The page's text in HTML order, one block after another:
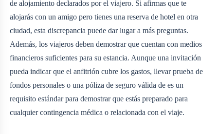
de alojamiento declarados por el viajero. Si afirmas que te
alojarás con un amigo pero tienes una reserva de hotel en otra
ciudad, esta discrepancia puede dar lugar a más preguntas.
Además, los viajeros deben demostrar que cuentan con medios
financieros suficientes para su estancia. Aunque una invitación
pueda indicar que el anfitrión cubre los gastos, llevar prueba de
fondos personales o una póliza de seguro válida de es un
requisito estándar para demostrar que estás preparado para
cualquier contingencia médica o relacionada con el viaje.